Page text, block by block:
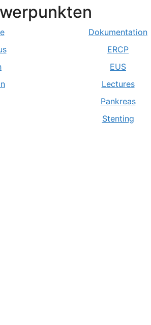
Dokumentation
ERCP
EUS
Lectures
Pankreas
Stenting